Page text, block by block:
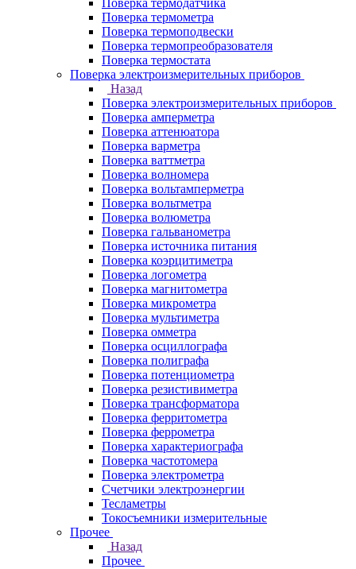
Поверка термодатчика
Поверка термометра
Поверка термоподвески
Поверка термопреобразователя
Поверка термостата
Поверка электроизмерительных приборов
Назад
Поверка электроизмерительных приборов
Поверка амперметра
Поверка аттенюатора
Поверка варметра
Поверка ваттметра
Поверка волномера
Поверка вольтамперметра
Поверка вольтметра
Поверка волюметра
Поверка гальванометра
Поверка источника питания
Поверка коэрцитиметра
Поверка логометра
Поверка магнитометра
Поверка микрометра
Поверка мультиметра
Поверка омметра
Поверка осциллографа
Поверка полиграфа
Поверка потенциометра
Поверка резистивиметра
Поверка трансформатора
Поверка ферритометра
Поверка феррометра
Поверка характериографа
Поверка частотомера
Поверка электрометра
Счетчики электроэнергии
Тесламетры
Токосъемники измерительные
Прочее
Назад
Прочее